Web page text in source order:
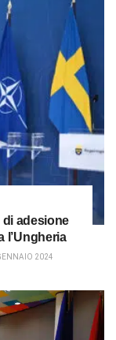
di adesione
l’Ungheria
2024